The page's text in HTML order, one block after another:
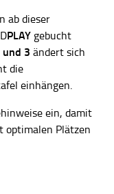
ab dieser
PLAY gebucht
und 3 ändert sich
die
einhängen.
ein, damit
optimalen Plätzen